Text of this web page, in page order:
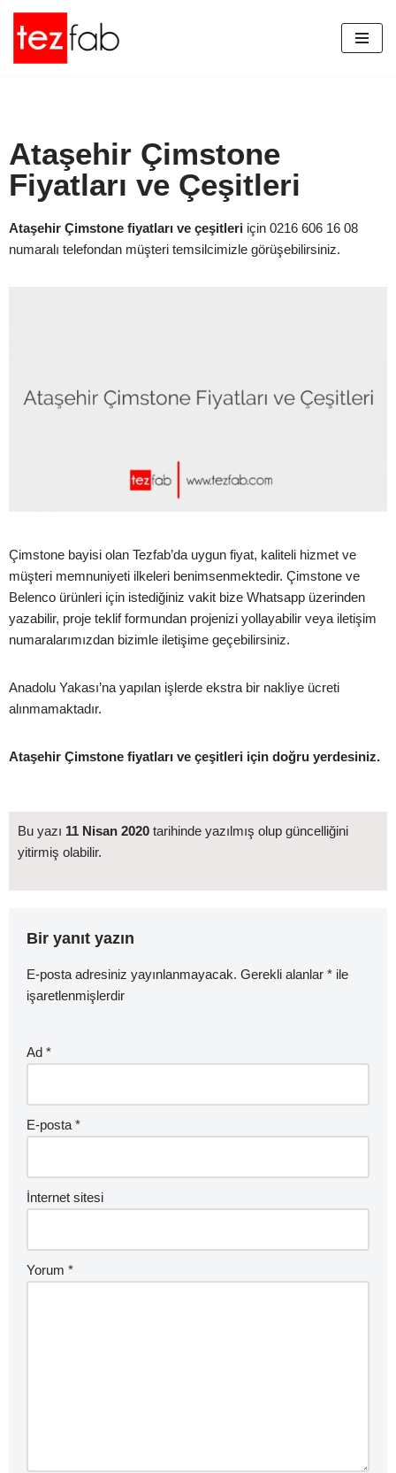
İçeriğe
geç
Ataşehir Çimstone
Fiyatları ve Çeşitleri
Ataşehir Çimstone fiyatları ve çeşitleri için 0216 606 16 08
numaralı telefondan müşteri temsilcimizle görüşebilirsiniz.
Çimstone bayisi olan Tezfab’da uygun fiyat, kaliteli hizmet ve
müşteri memnuniyeti ilkeleri benimsenmektedir. Çimstone ve
Belenco ürünleri için istediğiniz vakit bize Whatsapp üzerinden
yazabilir, proje teklif formundan projenizi yollayabilir veya iletişim
numaralarımızdan bizimle iletişime geçebilirsiniz.
Anadolu Yakası’na yapılan işlerde ekstra bir nakliye ücreti
alınmamaktadır.
Ataşehir Çimstone fiyatları ve çeşitleri için doğru yerdesiniz.
Bu yazı 11 Nisan 2020 tarihinde yazılmış olup güncelliğini
yitirmiş olabilir.
Bir yanıt yazın
E-posta adresiniz yayınlanmayacak. Gerekli alanlar * ile
işaretlenmişlerdir
Ad *
E-posta *
İnternet sitesi
Yorum *